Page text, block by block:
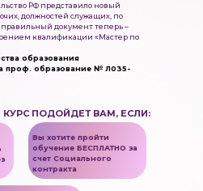
ПОДОЙДЕТ ВАМ, ЕСЛИ:
Вы хотите пройти
обучение БЕСПЛАТНО за
счет Социального
контракта
РФ представило новый
должностей служащих, по
документ теперь –
квалификации «Мастер по
образования
проф. образование № Л035-